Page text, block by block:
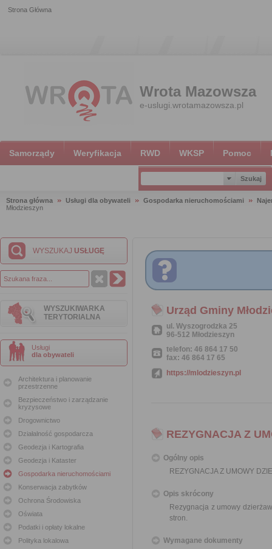
Strona Główna
Wrota Mazowsza
e-uslugi.wrotamazowsza.pl
Samorządy Weryfikacja RWD WKSP Pomoc
Strona główna Usługi dla obywateli Gospodarka nieruchomościami
Młodzieszyn
WYSZUKAJ USŁUGĘ
WYSZUKIWARKA
TERYTORIALNA
Usługi
dla obywateli
Architektura i planowanie
przestrzenne
Bezpieczeństwo i zarządzanie
kryzysowe
Drogownictwo
Działalność gospodarcza
Geodezja i Kartografia
Geodezja i Kataster
Gospodarka nieruchomościami
Konserwacja zabytków
Ochrona Środowiska
Oświata
Podatki i opłaty lokalne
Polityka lokalowa
Urząd Gminy
ul. Wyszogrodzka 25
96-512 Młodzieszyn
telefon: 46 864 17 50
fax: 46 864 17 65
https://mlodzieszyn.pl
REZYGNACJA Z
Ogólny opis
REZYGNACJA Z UMOWY
Opis skrócony
Rezygnacja z umowy
stron.
Wymagane dokumenty